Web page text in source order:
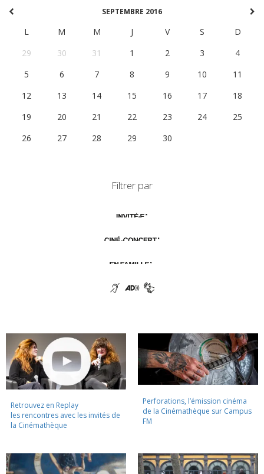
SEPTEMBRE 2016
L M M J V S
D
29
30 31 1 2 3
4
5
6 7 8 9 10
11
12
13 14 15 16 17
18
19
20 21 22 23 24
25
26
27 28 29 30
Filtrer par
Retrouvez en Replay
les rencontres avec les invités de
la Cinémathèque
Perforations, l’émission cinéma
de la Cinémathèque sur Campus
FM